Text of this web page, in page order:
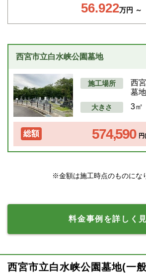
56.922万円 ～
西宮市立白水峡公園墓地
施工場所
西
墓
大きさ 3㎡
総額 574,590
※金額は施工時点のものにな
料金事例を詳しく
西宮市立白水峡公園墓地(一